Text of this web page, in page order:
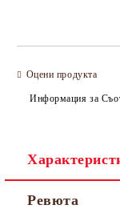
Оцени продукта
Информация за
Ревюта